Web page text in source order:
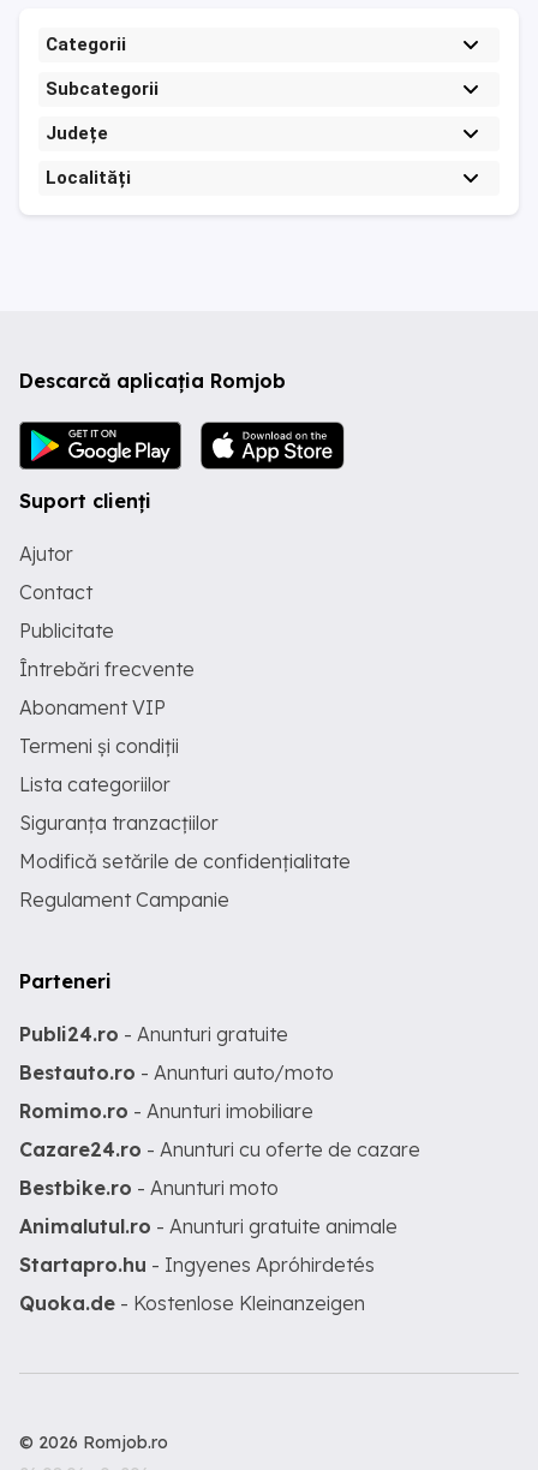
Categorii
Subcategorii
Județe
Localități
Descarcă aplicația Romjob
Suport clienți
Ajutor
Contact
Publicitate
Întrebări frecvente
Abonament VIP
Termeni și condiții
Lista categoriilor
Siguranța tranzacțiilor
Modifică setările de confidențialitate
Regulament Campanie
Parteneri
Publi24.ro - Anunturi gratuite
Bestauto.ro - Anunturi auto/moto
Romimo.ro - Anunturi imobiliare
Cazare24.ro - Anunturi cu oferte de cazare
Bestbike.ro - Anunturi moto
Animalutul.ro - Anunturi gratuite animale
Startapro.hu - Ingyenes Apróhirdetés
Quoka.de - Kostenlose Kleinanzeigen
© 2026 Romjob.ro